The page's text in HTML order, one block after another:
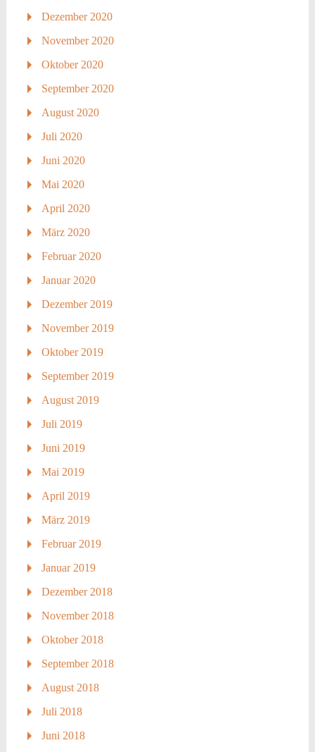
Dezember 2020
November 2020
Oktober 2020
September 2020
August 2020
Juli 2020
Juni 2020
Mai 2020
April 2020
März 2020
Februar 2020
Januar 2020
Dezember 2019
November 2019
Oktober 2019
September 2019
August 2019
Juli 2019
Juni 2019
Mai 2019
April 2019
März 2019
Februar 2019
Januar 2019
Dezember 2018
November 2018
Oktober 2018
September 2018
August 2018
Juli 2018
Juni 2018